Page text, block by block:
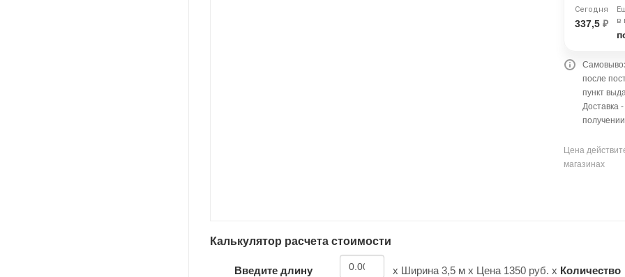
Сегодня
337,5 ₽
в
после
пункт
Доставка
Цена
магазинах
Калькулятор расчета стоимости
Введите длину
х Ширина3,5 м х Цена 1350 руб. х Количество